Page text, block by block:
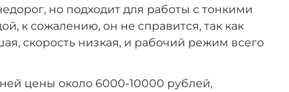
но подходит для работы с тонкими
к сожалению, он не справится, так как
скорость низкая, и рабочий режим всего
цены около 6000-10000 рублей,